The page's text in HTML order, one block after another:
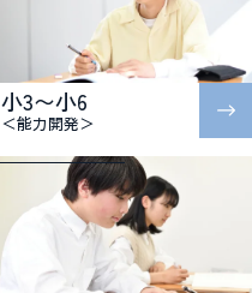
小3〜小6
＜能力開発＞